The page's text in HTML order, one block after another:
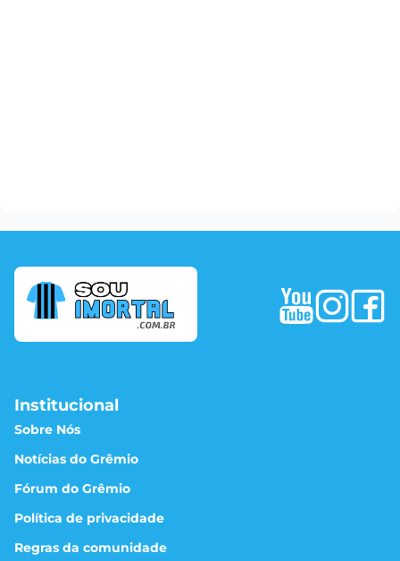
Institucional
Sobre Nós
Notícias do Grêmio
Fórum do Grêmio
Política de privacidade
Regras da comunidade